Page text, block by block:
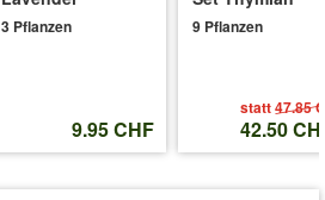
3 Pflanzen
9.95 CHF
9 Pflanzen
statt47.85
42.50